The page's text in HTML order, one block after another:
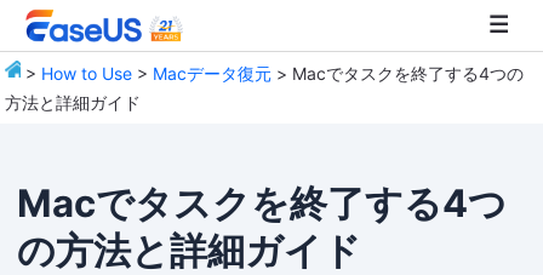
> How to Use > Macデータ復元 > Macでタスクを終了する4つの
方法と詳細ガイド
Macでタスクを終了する4つ
の方法と詳細ガイド